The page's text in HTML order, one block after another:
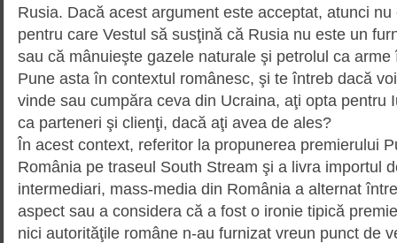
Rusia. Dacă acest argument este acceptat, atunci
pentru care Vestul să susţină că Rusia nu este un
sau că mânuieşte gazele naturale şi petrolul ca
Pune asta în contextul românesc, şi te întreb dacă
vinde sau cumpăra ceva din Ucraina, aţi opta pentru
ca parteneri şi clienţi, dacă aţi avea de ales?
În acest context, referitor la propu­nerea premierului
România pe traseul South Stream şi a livra importul
intermediari, mass-media din România a alternat
aspect sau a considera că a fost o ironie tipică
nici autorităţile române n-au furnizat vreun punct de